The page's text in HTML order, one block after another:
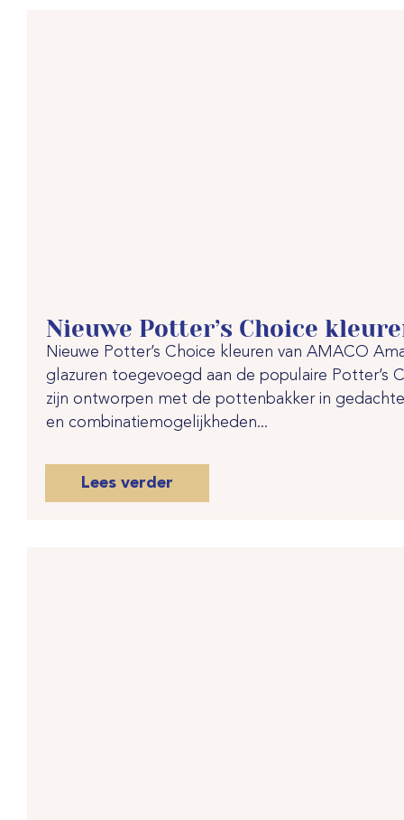
Nieuwe Potter’s Choice
Nieuwe Potter’s Choice kleuren van AMACO
glazuren toegevoegd aan de populaire Potter’s
zijn ontworpen met de pottenbakker in
en combinatiemogelijkheden...
Lees verder